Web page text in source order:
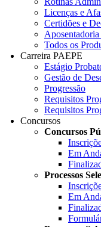
Licenças e
Certidões e
Todos os
Carreira PAEPE
Estágio
Gestão de
Progressão
Requisitos
Requisitos
Concursos
Concursos
Em
Processos
Em